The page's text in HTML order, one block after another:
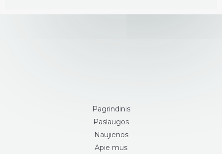
Pagrindinis
Paslaugos
Naujienos
Apie mus